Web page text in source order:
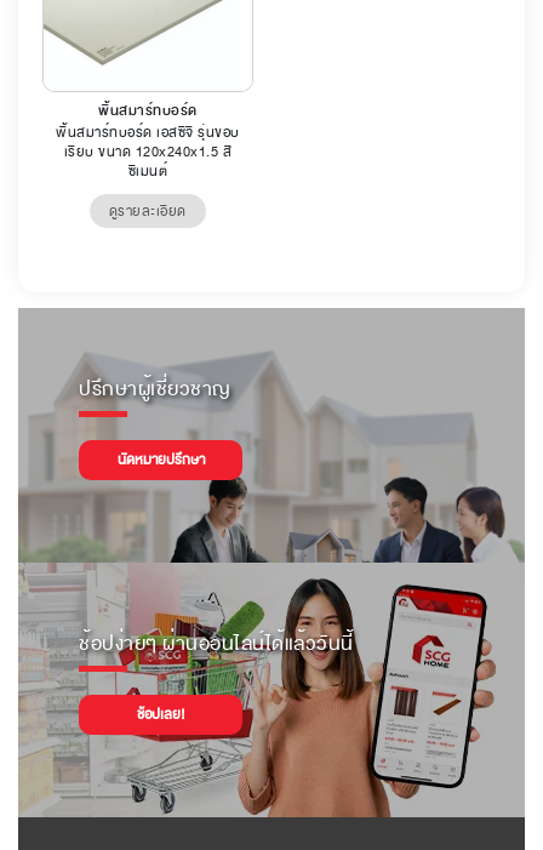
พื้นสมาร์ทบอร์ด
พื้นสมาร์ทบอร์ด เอสซีจี รุ่นขอบ
เรียบ ขนาด 120x240x1.5 สี
ซีเมนต์
ดูรายละเอียด
ปรึกษาผู้เชี่ยวชาญ
นัดหมายปรึกษา
ช้อปง่ายๆ ผ่านออนไลน์ได้แล้ววันนี้
ช้อปเลย!